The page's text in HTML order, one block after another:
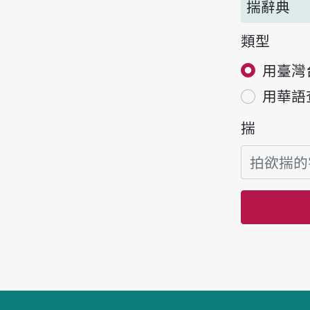
揣辭典
類型
用臺
用華
揣